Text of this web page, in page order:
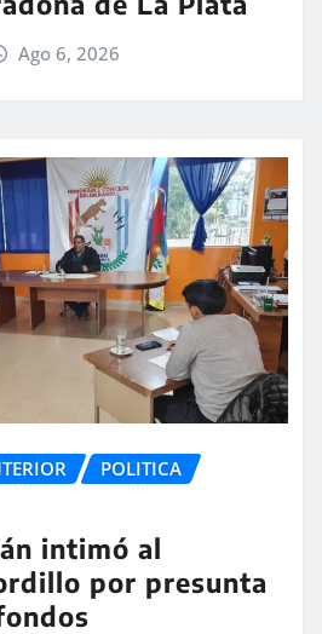
Ago 6, 2026
POLITICA
intimó al
por presunta